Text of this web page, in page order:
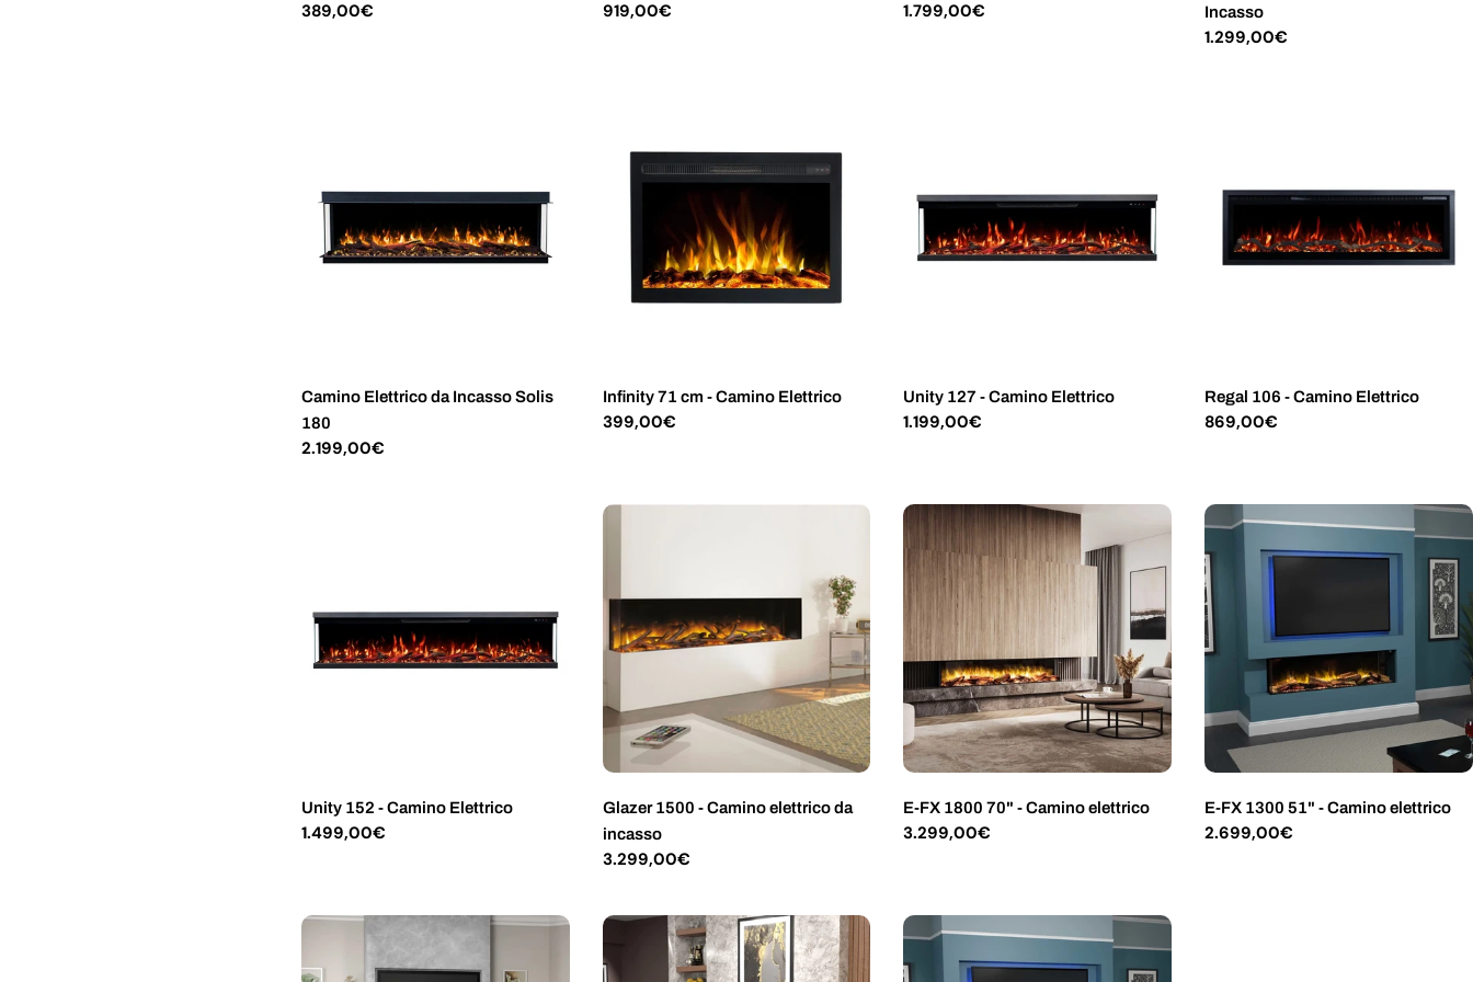
Prezzo
389,00€
Prezzo
919,00€
Prezzo
1.799,00€ Incasso
Prezzo
1.299,00€
Camino Elettrico da Incasso Solis
180
Prezzo
2.199,00€
Infinity 71 cm - Camino Elettrico
Prezzo
399,00€
Unity 127 - Camino Elettrico
Prezzo
1.199,00€
Regal 106 - Camino Elettrico
Prezzo
869,00€
Unity 152 - Camino Elettrico
Prezzo
1.499,00€
Glazer 1500 - Camino elettrico da
incasso
Prezzo
3.299,00€
E-FX 1800 70" - Camino elettrico
Prezzo
3.299,00€
E-FX 1300 51" - Camino elettrico
Prezzo
2.699,00€